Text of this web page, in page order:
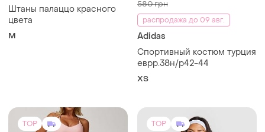
ХS
TOP